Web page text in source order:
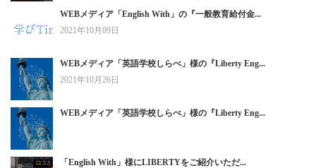
WEBメディア「English With」の『一般教育給付金...
2021年10月09日
WEBメディア「英語学校しらべ」様の『Liberty Eng...
2021年10月26日
WEBメディア「英語学校しらべ」様の『Liberty Eng...
「English With」様にLIBERTYをご紹介いただ...